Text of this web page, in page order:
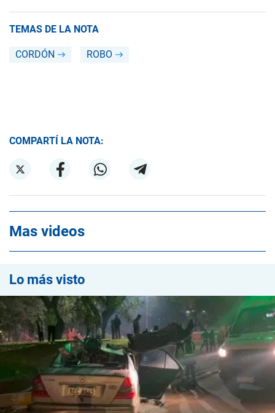
TEMAS DE LA NOTA
CORDÓN ROBO
COMPARTÍ LA NOTA:
Mas videos
Lo más visto